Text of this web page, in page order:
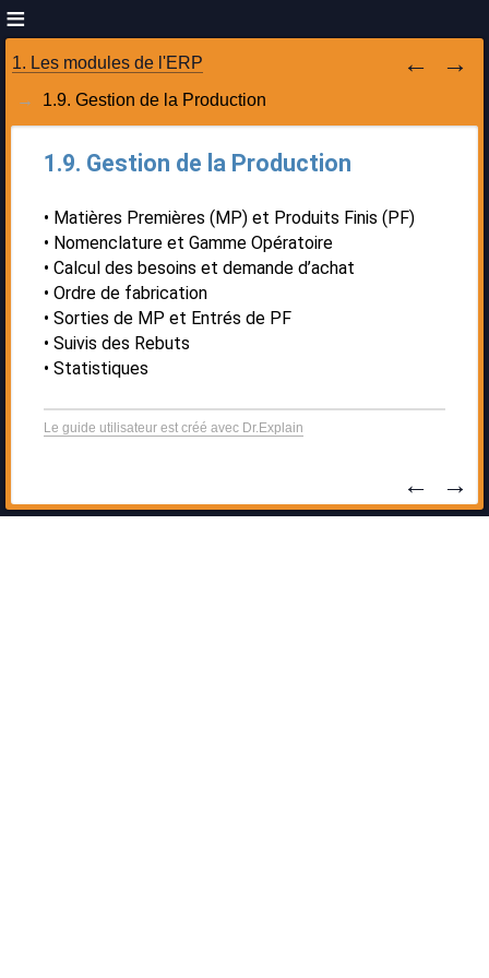
1. Les modules de l'ERP
1.9. Gestion de la Production
1.9. Gestion de la Production
Matières Premières (MP) et Produits Finis (PF)
Nomenclature et Gamme Opératoire
Calcul des besoins et demande d’achat
Ordre de fabrication
Sorties de MP et Entrés de PF
Suivis des Rebuts
Statistiques
Le guide utilisateur est créé avec Dr.Explain